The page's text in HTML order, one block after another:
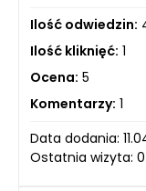
Ilość odwiedzin:
Ilość kliknięć: 1
Ocena: 5
Komentarzy: 1
Data dodania:
Ostatnia wizyta: